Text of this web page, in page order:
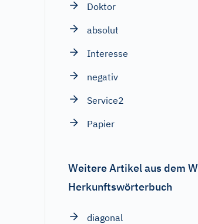
Doktor
absolut
Interesse
negativ
Service2
Papier
Weitere Artikel aus dem
Herkunftswörterbuch
diagonal